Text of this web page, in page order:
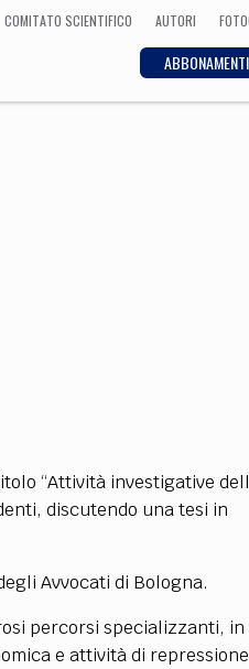
COMITATO SCIENTIFICO AUTORI
ABBONAMENTI
“Attività investigative
discutendo una tesi in
Avvocati di Bologna.
percorsi specializzanti, in
e attività di